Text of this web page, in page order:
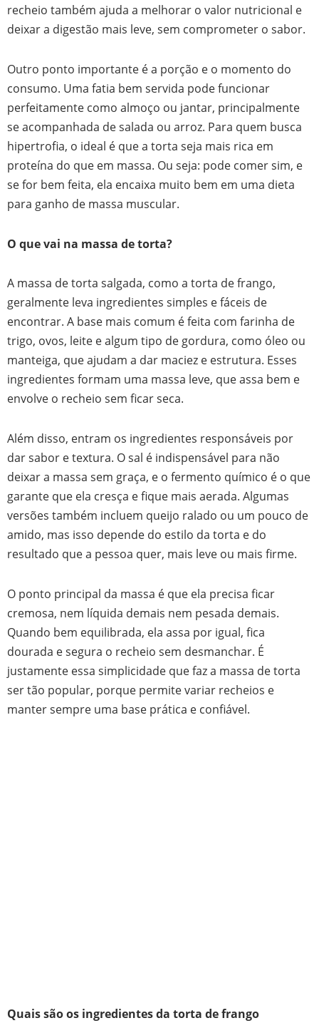
recheio também ajuda a melhorar o valor nutricional e
deixar a digestão mais leve, sem comprometer o sabor.
Outro ponto importante é a porção e o momento do
consumo. Uma fatia bem servida pode funcionar
perfeitamente como almoço ou jantar, principalmente
se acompanhada de salada ou arroz. Para quem busca
hipertrofia, o ideal é que a torta seja mais rica em
proteína do que em massa. Ou seja: pode comer sim, e
se for bem feita, ela encaixa muito bem em uma dieta
para ganho de massa muscular.
O que vai na massa de torta?
A massa de torta salgada, como a torta de frango,
geralmente leva ingredientes simples e fáceis de
encontrar. A base mais comum é feita com farinha de
trigo, ovos, leite e algum tipo de gordura, como óleo ou
manteiga, que ajudam a dar maciez e estrutura. Esses
ingredientes formam uma massa leve, que assa bem e
envolve o recheio sem ficar seca.
Além disso, entram os ingredientes responsáveis por
dar sabor e textura. O sal é indispensável para não
deixar a massa sem graça, e o fermento químico é o que
garante que ela cresça e fique mais aerada. Algumas
versões também incluem queijo ralado ou um pouco de
amido, mas isso depende do estilo da torta e do
resultado que a pessoa quer, mais leve ou mais firme.
O ponto principal da massa é que ela precisa ficar
cremosa, nem líquida demais nem pesada demais.
Quando bem equilibrada, ela assa por igual, fica
dourada e segura o recheio sem desmanchar. É
justamente essa simplicidade que faz a massa de torta
ser tão popular, porque permite variar recheios e
manter sempre uma base prática e confiável.
Quais são os ingredientes da torta de frango